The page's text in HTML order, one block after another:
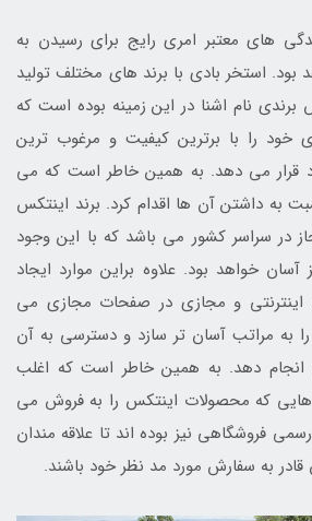
های معتبر امری رایج برای رسیدن به
بود. استخر بادی با برند های مختلف تولید
برندی نام اشنا در این زمینه بوده است که
خود را با برترین کیفیت و مرغوب ترین
قرار می دهد. به همین خاطر است که می
به داشتن آن ها اقدام کرد. برند اینتکس
در سراسر کشور می باشد که با این وجود
خواهد بود. علاوه براین موارد ایجاد
و مجازی در صفحات مجازی می
به مراتب آسان تر سازد و دسترسی به آن
انجام دهد. به همین خاطر است که اغلب
هایی که محصولات اینتکس را به فروش می
فروشگاهی نیز بوده اند تا علاقه مندان
به سفارش مورد مد نظر خود باشند.